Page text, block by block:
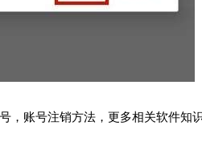
，账号注销方法，更多相关软件知